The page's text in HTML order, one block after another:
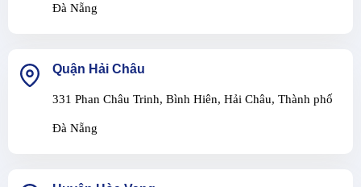
Đà Nẵng
Quận Hải Châu
331 Phan Châu Trinh, Bình Hiên, Hải Châu, Thành phố
Đà Nẵng